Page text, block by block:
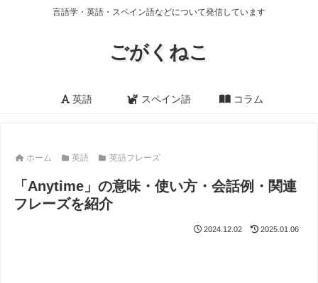
言語学・英語・スペイン語などについて発信しています
ごがくねこ
英語 スペイン語 コラム
ホーム 英語 英語フレーズ
「Anytime」の意味・使い方・会話例・関連
フレーズを紹介
2024.12.02 2025.01.06